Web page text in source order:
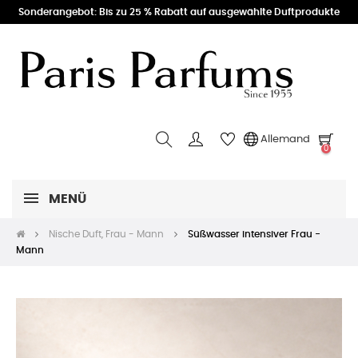
Sonderangebot: Bis zu 25 % Rabatt auf ausgewählte Duftprodukte
Allemand
0
MENÜ
Nische Duft, Frau - Mann
Süßwasser intensiver Frau -
Mann